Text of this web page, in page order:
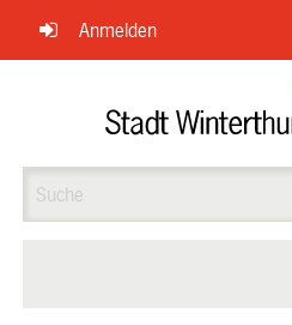
Navigation
überspringen
Anmelden